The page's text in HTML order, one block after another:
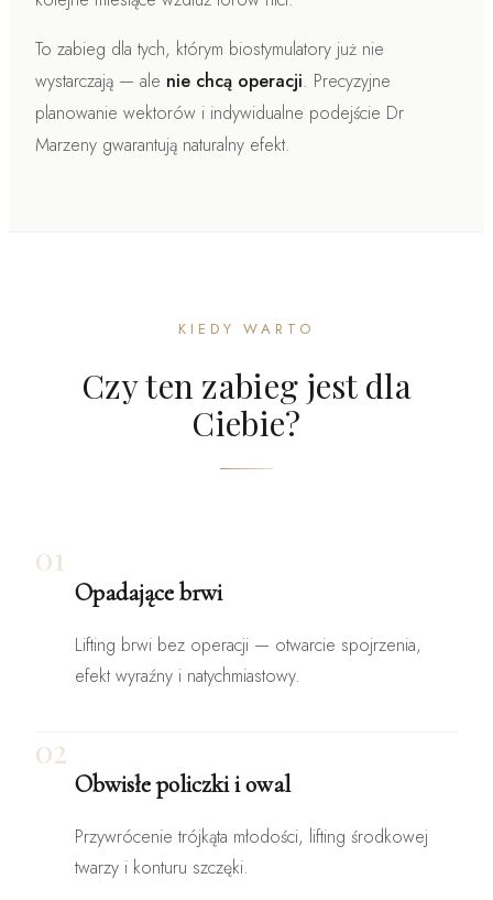
To zabieg dla tych, którym biostymulatory już nie
wystarczają — ale nie chcą operacji. Precyzyjne
planowanie wektorów i indywidualne podejście Dr
Marzeny gwarantują naturalny efekt.
KIEDY WARTO
Czy ten zabieg jest dla
Ciebie?
01
Opadające brwi
Lifting brwi bez operacji — otwarcie spojrzenia,
efekt wyraźny i natychmiastowy.
02
Obwisłe policzki i owal
Przywrócenie trójkąta młodości, lifting środkowej
twarzy i konturu szczęki.